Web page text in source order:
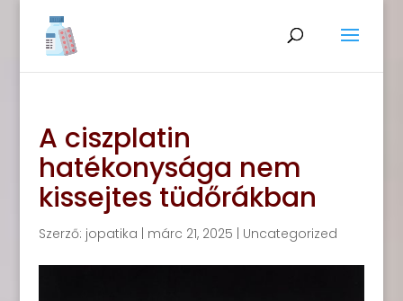
A ciszplatin
hatékonysága nem
kissejtes tüdőrákban
Szerző: jopatika márc 21, 2025 Uncategorized